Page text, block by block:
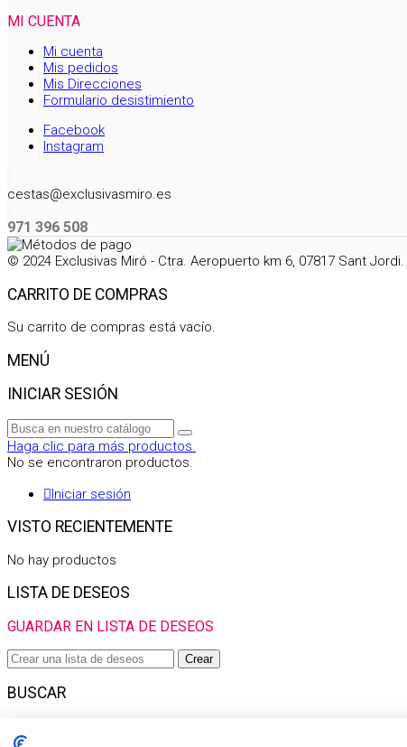
MI CUENTA
Mi cuenta
Mis pedidos
Mis Direcciones
Formulario desistimiento
Facebook
Instagram
cestas@exclusivasmiro.es
971 396 508
© 2024 Exclusivas Miró - Ctra. Aeropuerto km 6, 07817 Sant
CARRITO DE COMPRAS
Su carrito de compras está vacío.
MENÚ
INICIAR SESIÓN
Haga clic para más productos.
No se encontraron productos.
Iniciar sesión
VISTO RECIENTEMENTE
No hay productos
LISTA DE DESEOS
GUARDAR EN LISTA DE DESEOS
Crear
BUSCAR